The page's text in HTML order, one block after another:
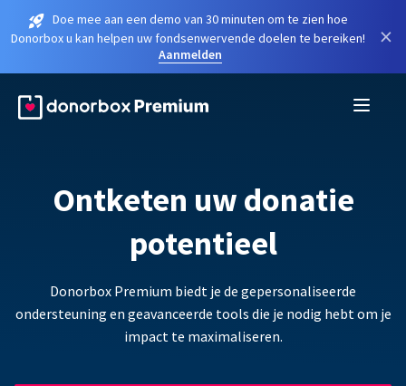
Doe mee aan een demo van 30 minuten om te zien hoe
Donorbox u kan helpen uw fondsenwervende doelen te bereiken!
Aanmelden
×
Ontketen uw donatie
potentieel
Donorbox Premium biedt je de gepersonaliseerde
ondersteuning en geavanceerde tools die je nodig hebt om je
impact te maximaliseren.